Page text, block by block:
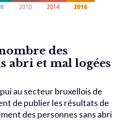
des
abri et mal logées
au secteur bruxellois de
de publier les résultats de
des personnes sans abri